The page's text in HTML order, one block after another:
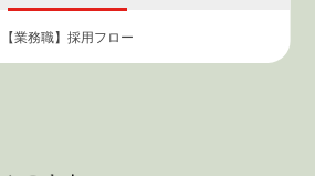
【業務職】 採用フロー